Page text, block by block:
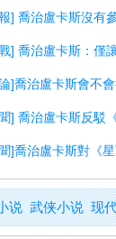
] 喬治盧卡斯沒有
] 喬治盧卡斯：僅
]喬治盧卡斯會不
] 喬治盧卡斯反駁
]喬治盧卡斯對《
说 武侠小说 现